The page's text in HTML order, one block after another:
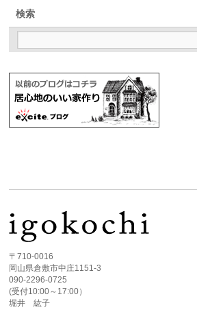
検索
〒710-0016
岡山県倉敷市中庄1151-3
090-2296-0725
(受付10:00～17:00）
堀井 紘子